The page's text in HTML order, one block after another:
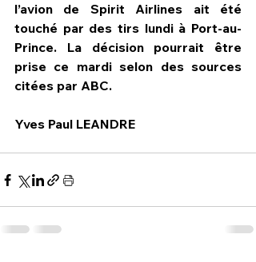
l’avion de Spirit Airlines ait été
touché par des tirs lundi à Port-au-
Prince. La décision pourrait être
prise ce mardi selon des sources
citées par ABC.
Yves Paul LEANDRE